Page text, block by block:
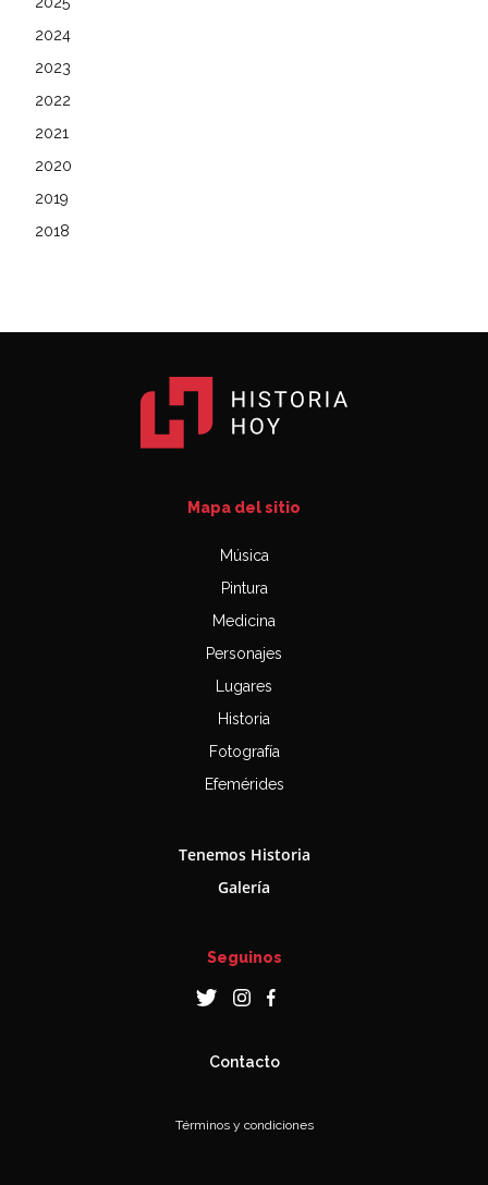
2024
2023
2022
2021
2020
2019
2018
Mapa del sitio
Música
Pintura
Medicina
Personajes
Lugares
Historia
Fotografía
Efemérides
Tenemos Historia
Galería
Seguinos
Contacto
Términos y condiciones